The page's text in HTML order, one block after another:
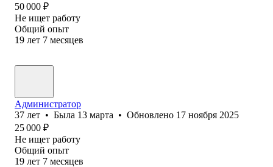
50 000 ₽
Не ищет работу
Общий опыт
19 лет 7 месяцев
Администратор
37 лет • Была 13 марта • Обновлено 17 ноября 2025
25 000 ₽
Не ищет работу
Общий опыт
19 лет 7 месяцев